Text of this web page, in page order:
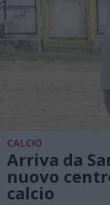
CALCIO
Arriva da
nuovo
calcio